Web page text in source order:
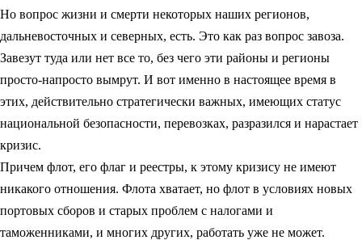
Но вопрос жизни и смерти некоторых наших регионов,
дальневосточных и северных, есть. Это как раз вопрос завоза.
Завезут туда или нет все то, без чего эти районы и регионы
просто-напросто вымрут. И вот именно в настоящее время в
этих, действительно стратегически важных, имеющих статус
национальной безопасности, перевозках, разразился и нарастает
кризис.
Причем флот, его флаг и реестры, к этому кризису не имеют
никакого отношения. Флота хватает, но флот в условиях новых
портовых сборов и старых проблем с налогами и
таможенниками, и многих других, работать уже не может.